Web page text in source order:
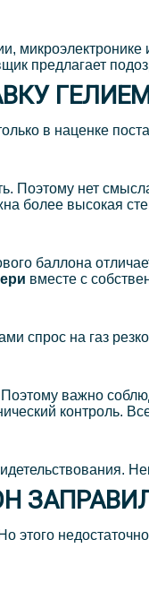
предлагает
в наценке
Поэтому нет
более высокая
баллона
вместе с
спрос на газ
важно
контроль.
этого